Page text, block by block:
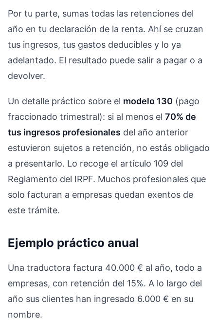
Por tu parte, sumas todas las retenciones del
año en tu declaración de la renta. Ahí se cruzan
tus ingresos, tus gastos deducibles y lo ya
adelantado. El resultado puede salir a pagar o a
devolver.
Un detalle práctico sobre el modelo 130 (pago
fraccionado trimestral): si al menos el 70% de
tus ingresos profesionales del año anterior
estuvieron sujetos a retención, no estás obligado
a presentarlo. Lo recoge el artículo 109 del
Reglamento del IRPF. Muchos profesionales que
solo facturan a empresas quedan exentos de
este trámite.
Ejemplo práctico anual
Una traductora factura 40.000 € al año, todo a
empresas, con retención del 15%. A lo largo del
año sus clientes han ingresado 6.000 € en su
nombre.